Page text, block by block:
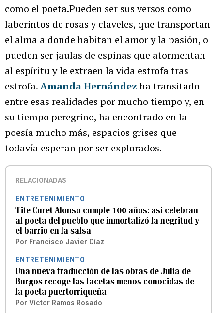
como el poeta.Pueden ser sus versos como
laberintos de rosas y claveles, que transportan
el alma a donde habitan el amor y la pasión, o
pueden ser jaulas de espinas que atormentan
al espíritu y le extraen la vida estrofa tras
estrofa.Amanda Hernández ha transitado
entre esas realidades por mucho tiempo y, en
su tiempo peregrino, ha encontrado en la
poesía mucho más, espacios grises que
todavía esperan por ser explorados.
RELACIONADAS
ENTRETENIMIENTO
Tite Curet Alonso cumple 100 años: así celebran
al poeta del pueblo que inmortalizó la negritud y
el barrio en la salsa
Por Francisco Javier Díaz
ENTRETENIMIENTO
Una nueva traducción de las obras de Julia de
Burgos recoge las facetas menos conocidas de
la poeta puertorriqueña
Por Víctor Ramos Rosado